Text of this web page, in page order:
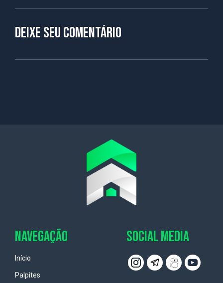
Deixe seu comentário
NAVEGAÇÃO
Início
Palpites
SOCIAL MEDIA